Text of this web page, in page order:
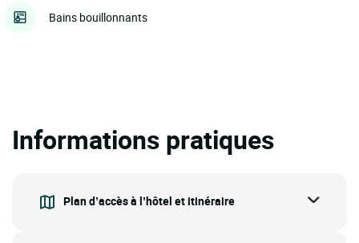
Bains bouillonnants
Informations pratiques
Plan d’accès à l’hôtel et itinéraire